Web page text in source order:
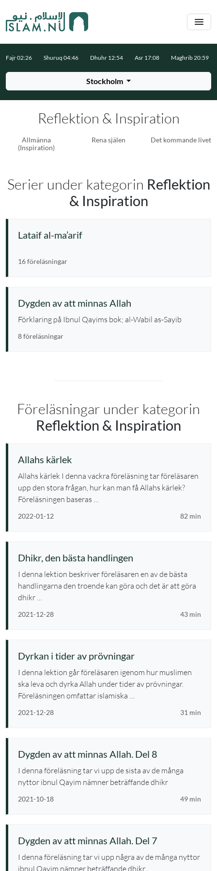
Stockholm
Fajr 02:26 Shuruq 04:46 Dhuhr 12:54 Asr 17:08 Maghrib 20:59
Reflektion & Inspiration
Allmänna
(Inspiration)
Rena själen Det kommande livet
Serier under kategorin Reflektion
& Inspiration
Lataif al-ma’arif
16 föreläsningar
Dygden av att minnas Allah
Förklaring på Ibnul Qayims bok; al-Wabil as-Sayib
8 föreläsningar
Föreläsningar under kategorin
Reflektion & Inspiration
Allahs kärlek
Allahs kärlek I denna vackra föreläsning tar föreläsaren
upp den stora frågan, hur kan man få Allahs kärlek?
Föreläsningen baseras …
2022-01-12 82 min
Dhikr, den bästa handlingen
I denna lektion beskriver föreläsaren en av de bästa
handlingarna den troende kan göra och det är att göra
dhikr …
2021-12-28 43 min
Dyrkan i tider av prövningar
I denna lektion går föreläsaren igenom hur muslimen
ska leva och dyrka Allah under tider av prövningar.
Föreläsningen omfattar islamiska …
2021-12-28 31 min
Dygden av att minnas Allah. Del 8
I denna föreläsning tar vi upp de sista av de många
nyttor ibnul Qayim nämner beträffande dhikr
2021-10-18 49 min
Dygden av att minnas Allah. Del 7
I denna föreläsning tar vi upp några av de många nyttor
ibnul Qayim nämner beträffande dhikr